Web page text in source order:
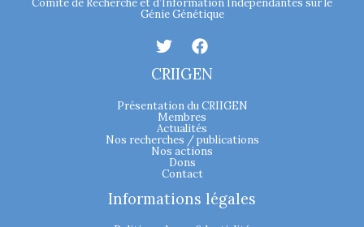
Comité de Recherche et d’Information Indépendantes sur le
Génie Génétique
CRIIGEN
Présentation du CRIIGEN
Membres
Actualités
Nos recherches / publications
Nos actions
Dons
Contact
Informations légales